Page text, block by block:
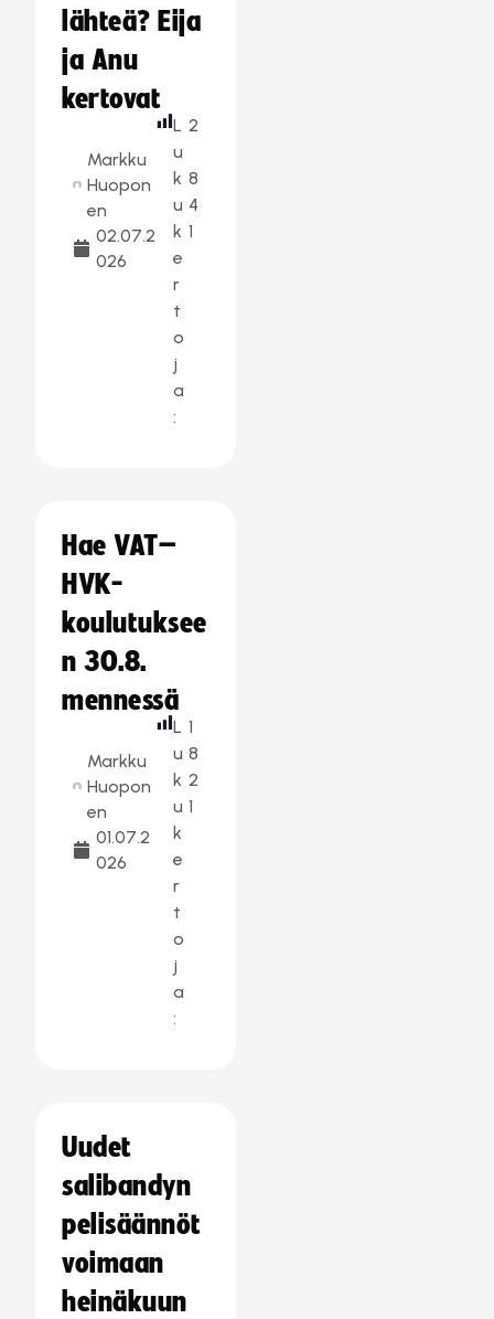
lähteä? Eija
ja Anu
kertovat
Markku
Huopon
en
02.07.2
026
L
u
k
u
k
e
r
t
o
j
a
:
2
8
4
1
Hae VAT–
HVK-
koulutuksee
n 30.8.
mennessä
Markku
Huopon
en
01.07.2
026
L
u
k
u
k
e
r
t
o
j
a
:
1
8
2
1
Uudet
salibandyn
pelisäännöt
voimaan
heinäkuun